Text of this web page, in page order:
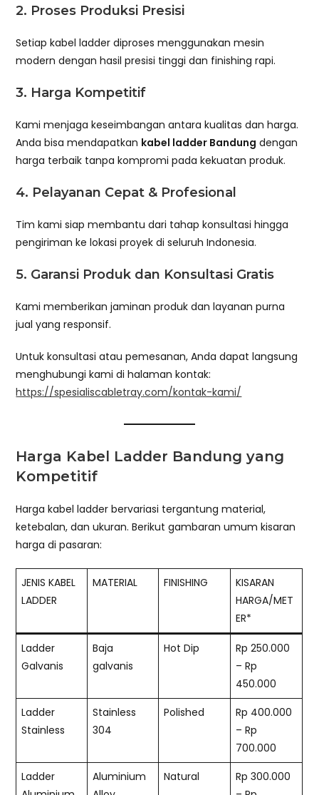
2. Proses Produksi Presisi
Setiap kabel ladder diproses menggunakan mesin
modern dengan hasil presisi tinggi dan finishing rapi.
3. Harga Kompetitif
Kami menjaga keseimbangan antara kualitas dan harga.
Anda bisa mendapatkan kabel ladder Bandung dengan
harga terbaik tanpa kompromi pada kekuatan produk.
4. Pelayanan Cepat & Profesional
Tim kami siap membantu dari tahap konsultasi hingga
pengiriman ke lokasi proyek di seluruh Indonesia.
5. Garansi Produk dan Konsultasi Gratis
Kami memberikan jaminan produk dan layanan purna
jual yang responsif.
Untuk konsultasi atau pemesanan, Anda dapat langsung
menghubungi kami di halaman kontak:
https://spesialiscabletray.com/kontak-kami/
Harga Kabel Ladder Bandung yang
Kompetitif
Harga kabel ladder bervariasi tergantung material,
ketebalan, dan ukuran. Berikut gambaran umum kisaran
harga di pasaran:
JENIS KABEL
LADDER
MATERIAL FINISHING
KISARAN
HARGA/MET
ER*
Ladder
Galvanis
Baja
galvanis
Hot Dip
Rp 250.000
– Rp
450.000
Ladder
Stainless
Stainless
304
Polished
Rp 400.000
– Rp
700.000
Ladder
Aluminium
Natural
Rp 300.000